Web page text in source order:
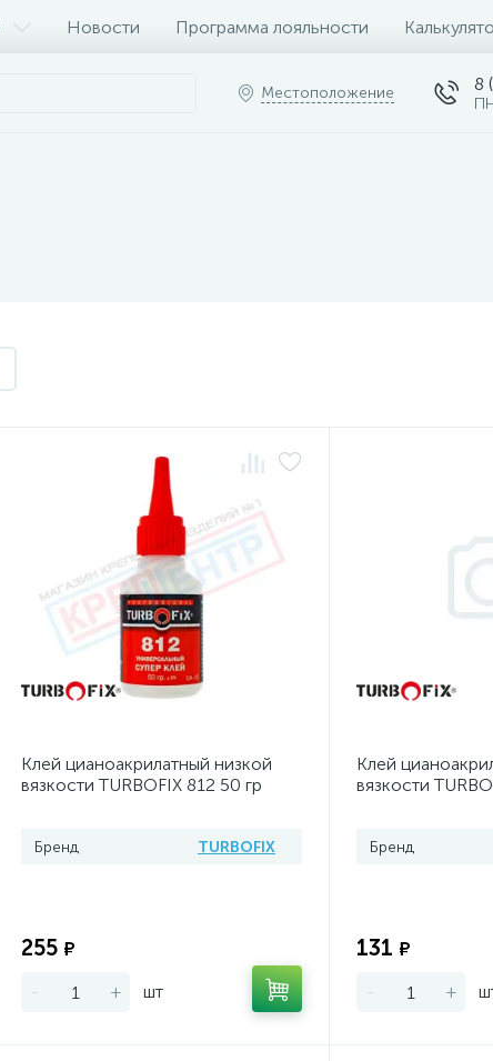
Новости Программа лояльности
Местоположение 8
Клей цианоакрилатный низкой
вязкости TURBOFIX 812 50 гр
Бренд TURBOFIX
255 ₽
- + шт
Клей
вязкости
Бренд
131 ₽
- +